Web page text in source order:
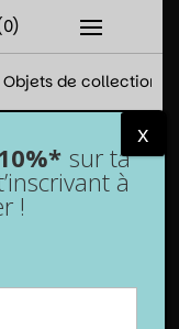
0)
Objets de collection
sur ta
à
!
x